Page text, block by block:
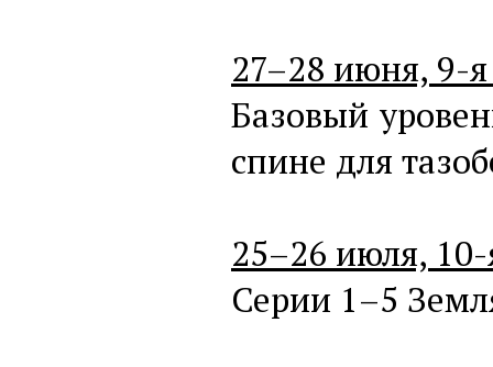
27–28 июня, 9-я
Базовый
спине для
25–26 июля, 10-
Серии 1–5